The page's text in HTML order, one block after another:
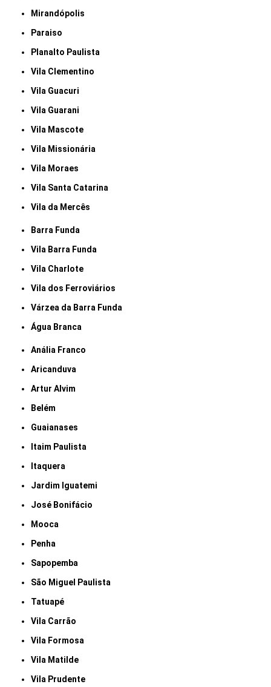
Mirandópolis
Paraiso
Planalto Paulista
Vila Clementino
Vila Guacuri
Vila Guarani
Vila Mascote
Vila Missionária
Vila Moraes
Vila Santa Catarina
Vila da Mercês
Barra Funda
Vila Barra Funda
Vila Charlote
Vila dos Ferroviários
Várzea da Barra Funda
Água Branca
Anália Franco
Aricanduva
Artur Alvim
Belém
Guaianases
Itaim Paulista
Itaquera
Jardim Iguatemi
José Bonifácio
Mooca
Penha
Sapopemba
São Miguel Paulista
Tatuapé
Vila Carrão
Vila Formosa
Vila Matilde
Vila Prudente